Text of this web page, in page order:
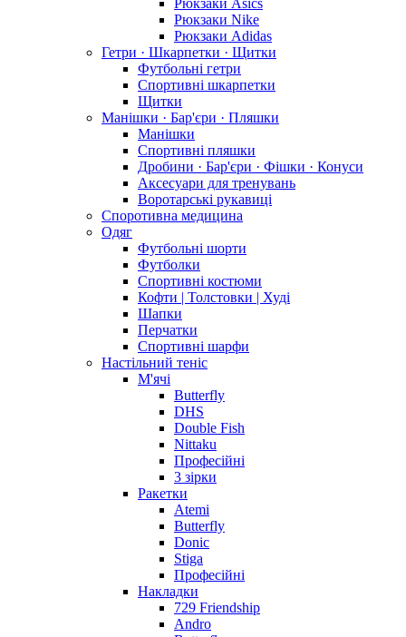
Рюкзаки Asics
Рюкзаки Nike
Рюкзаки Adidas
Гетри · Шкарпетки · Щитки
Футбольні гетри
Спортивні шкарпетки
Щитки
Манішки · Бар'єри · Пляшки
Манішки
Спортивні пляшки
Дробини · Бар'єри · Фішки · Конуси
Аксесуари для тренувань
Воротарські рукавиці
Споротивна медицина
Одяг
Футбольні шорти
Футболки
Спортивні костюми
Кофти | Толстовки | Худі
Шапки
Перчатки
Спортивні шарфи
Настільний теніс
М'ячі
Butterfly
DHS
Double Fish
Nittaku
Професійні
3 зірки
Ракетки
Atemi
Butterfly
Donic
Stiga
Професійні
Накладки
729 Friendship
Andro